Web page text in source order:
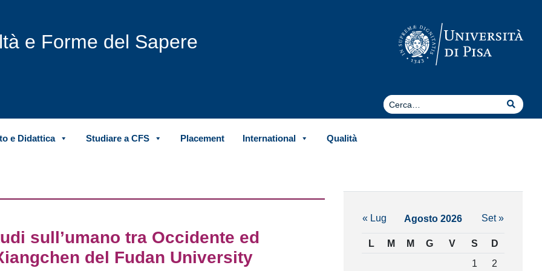
e Forme del Sapere
Cerca
Cerca
e Didattica Studiare a CFS Placement International Qualità
sull’umano tra Occidente ed
del Fudan University
Agosto 2026
L M M G V S D
« Lug Set »
1
2